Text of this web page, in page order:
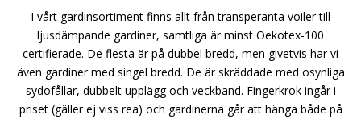
I vårt gardinsortiment finns allt från transperanta voiler till
ljusdämpande gardiner, samtliga är minst Oekotex-100
certifierade. De flesta är på dubbel bredd, men givetvis har vi
även gardiner med singel bredd. De är skräddade med osynliga
sydofållar, dubbelt upplägg och veckband. Fingerkrok ingår i
priset (gäller ej viss rea) och gardinerna går att hänga både på